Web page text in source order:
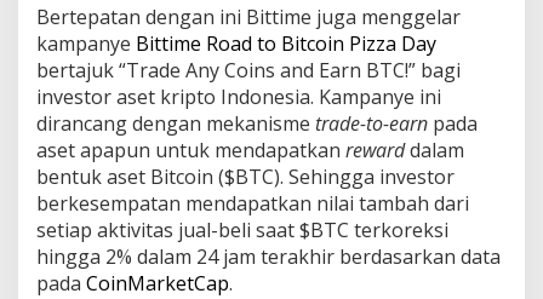
P
i
z
z
a
D
a
y
a
d
i
Bertepatan dengan ini Bittime juga menggelar
kampanye Bittime Road to Bitcoin Pizza Day
bertajuk “Trade Any Coins and Earn BTC!” bagi
investor aset kripto Indonesia. Kampanye ini
dirancang dengan mekanisme trade-to-earn pada
aset apapun untuk mendapatkan rewarddalam
bentuk aset Bitcoin ($BTC). Sehingga investor
berkesempatan mendapatkan nilai tambah dari
setiap aktivitas jual-beli saat $BTC terkoreksi
hingga 2% dalam 24 jam terakhir berdasarkan data
pada CoinMarketCap.